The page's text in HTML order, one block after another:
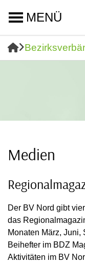
MENÜ
Medien
Der BV Nord gibt
das
Monaten März, Juni,
Beihefter im BDZ
Aktivitäten im BV